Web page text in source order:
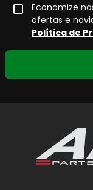
Economize
ofertas e
Política de